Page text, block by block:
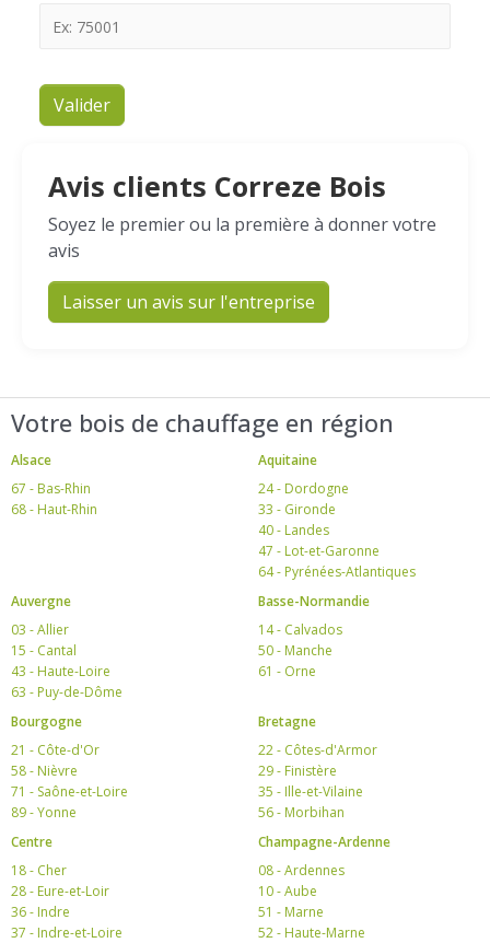
Valider
Avis clients Correze Bois
Soyez le premier ou la première à donner votre
avis
Laisser un avis sur l'entreprise
Votre bois de chauffage en région
Alsace
67 - Bas-Rhin
68 - Haut-Rhin
Aquitaine
24 - Dordogne
33 - Gironde
40 - Landes
47 - Lot-et-Garonne
64 - Pyrénées-Atlantiques
Auvergne
03 - Allier
15 - Cantal
43 - Haute-Loire
63 - Puy-de-Dôme
Basse-Normandie
14 - Calvados
50 - Manche
61 - Orne
Bourgogne
21 - Côte-d'Or
58 - Nièvre
71 - Saône-et-Loire
89 - Yonne
Bretagne
22 - Côtes-d'Armor
29 - Finistère
35 - Ille-et-Vilaine
56 - Morbihan
Centre
18 - Cher
28 - Eure-et-Loir
36 - Indre
37 - Indre-et-Loire
Champagne-Ardenne
08 - Ardennes
10 - Aube
51 - Marne
52 - Haute-Marne